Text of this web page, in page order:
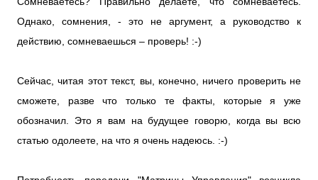
Однако, сомнения, - это не аргумент, а руководство к
действию, сомневаешься – проверь! :-)
Сейчас, читая этот текст, вы, конечно, ничего проверить не
сможете, разве что только те факты, которые я уже
обозначил. Это я вам на будущее говорю, когда вы всю
статью одолеете, на что я очень надеюсь. :-)